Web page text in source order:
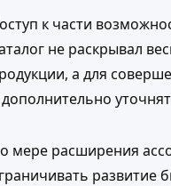
к части
не раскрывал
а для
мере расширения
развитие